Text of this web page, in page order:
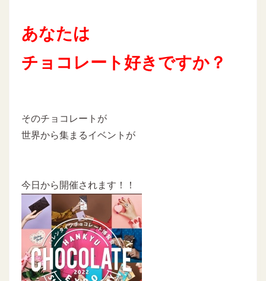
あなたは
チョコレート好きですか？
そのチョコレートが
世界から集まるイベントが
今日から開催されます！！